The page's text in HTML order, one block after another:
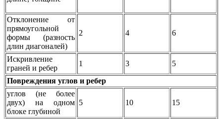
Отклонение от
прямоугольной
формы (разность
длин диагоналей)
2 4 6
Искривление
граней и ребер
1 3 5
Повреждения углов и ребер
углов (не более
двух) на одном
блоке глубиной
5 10 15